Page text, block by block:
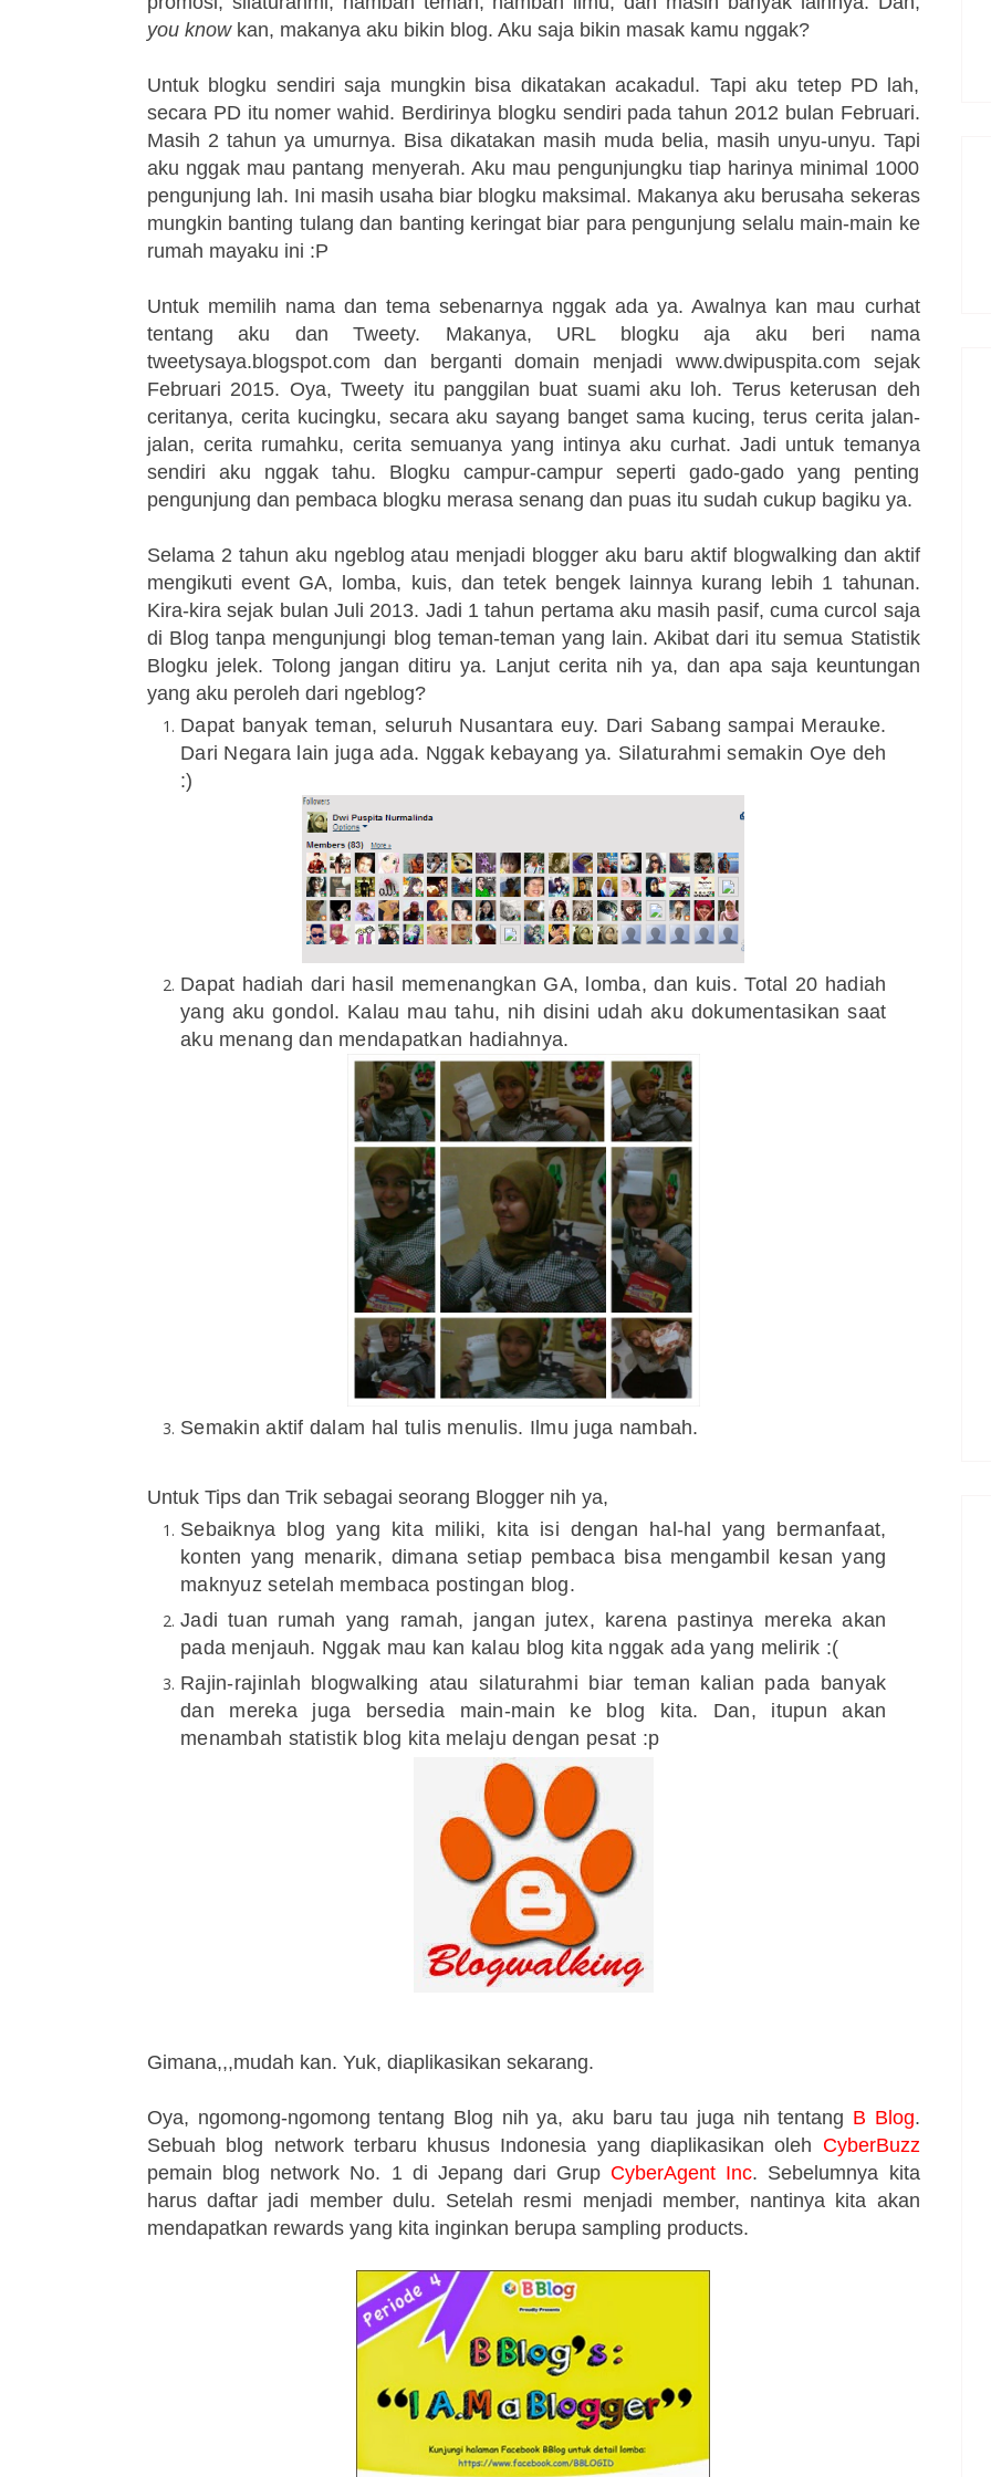
you knowkan, makanya aku bikin blog. Aku saja bikin masak kamu nggak?
Untuk blogku sendiri saja mungkin bisa dikatakan acakadul. Tapi aku tetep PD lah,
secara PD itu nomerwahid. Berdirinya blogku sendiri pada tahun 2012 bulan Februari.
Masih 2 tahun ya umurnya. Bisa dikatakan masih muda belia, masih unyu-unyu. Tapi
aku nggak mau pantang menyerah. Aku mau pengunjungku tiap harinya minimal 1000
pengunjung lah. Ini masih usaha biar blogku maksimal. Makanya aku berusaha sekeras
mungkin banting tulang dan banting keringat biar para pengunjung selalu main-main ke
rumah mayaku ini :P
Untuk memilih nama dan tema sebenarnya nggak ada ya. Awalnya kan mau curhat
tentang aku dan Tweety. Makanya, URL blogku aja aku beri nama
tweetysaya.blogspot.com dan berganti domain menjadi www.dwipuspita.com sejak
Februari 2015. Oya, Tweety itu panggilan buat suami aku loh. Terus keterusan deh
ceritanya, cerita kucingku, secara aku sayang banget sama kucing, terus cerita jalan-
jalan, cerita rumahku, cerita semuanya yang intinya aku curhat. Jadi untuk temanya
sendiri aku nggak tahu. Blogku campur-campur seperti gado-gado yang penting
pengunjung dan pembaca blogku merasa senang dan puas itu sudah cukup bagiku ya.
Selama 2 tahun aku ngeblog atau menjadi blogger aku baru aktif blogwalking dan aktif
mengikuti event GA, lomba, kuis, dan tetek bengek lainnya kurang lebih 1 tahunan.
Kira-kira sejak bulan Juli 2013. Jadi 1 tahun pertama aku masih pasif, cuma curcol saja
di Blog tanpa mengunjungi blog teman-teman yang lain. Akibat dari itu semua Statistik
Blogku jelek. Tolong jangan ditiru ya. Lanjut cerita nih ya, dan apa saja keuntungan
yang aku peroleh dari ngeblog?
Dapat banyak teman, seluruh Nusantara euy. Dari Sabang sampai Merauke.
Dari Negara lain juga ada. Nggak kebayang ya. Silaturahmi semakin Oye deh
:)
Dapat hadiah dari hasil memenangkan GA, lomba, dan kuis. Total 20 hadiah
yang aku gondol. Kalau mau tahu, nih disini udah aku dokumentasikan saat
aku menang dan mendapatkan hadiahnya.
Semakin aktif dalam hal tulis menulis. Ilmu juga nambah.
Untuk Tips dan Trik sebagai seorang Blogger nih ya,
Sebaiknya blog yang kita miliki, kita isi dengan hal-hal yang bermanfaat,
konten yang menarik, dimana setiap pembaca bisa mengambil kesan yang
maknyuz setelah membaca postingan blog.
Jadi tuan rumah yang ramah, jangan jutex, karena pastinya mereka akan
pada menjauh. Nggak mau kan kalau blog kita nggak ada yang melirik :(
Rajin-rajinlah blogwalking atau silaturahmi biar teman kalian pada banyak
dan mereka juga bersedia main-main ke blog kita. Dan, itupun akan
menambah statistik blog kita melaju dengan pesat :p
Gimana,,,mudah kan. Yuk, diaplikasikan sekarang.
Oya, ngomong-ngomong tentang Blog nih ya, aku baru tau juga nih tentang B Blog.
Sebuah blog network terbaru khusus Indonesia yang diaplikasikan oleh CyberBuzz
pemain blog network No. 1 di Jepang dari Grup CyberAgent Inc. Sebelumnya kita
harus daftar jadi member dulu. Setelah resmi menjadi member, nantinya kita akan
mendapatkan rewards yang kita inginkan berupa sampling products.